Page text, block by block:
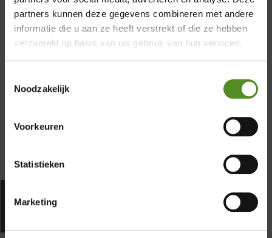
partners kunnen deze gegevens combineren met andere
informatie die u aan ze heeft verstrekt of die ze hebben
verzameld op basis van uw gebruik van hun services.
Noodzakelijk
Voorkeuren
Statistieken
Marketing
Hypersupport
Betaal na 30 dagen of in
Showroom Breda
Vrijdag 12:00 – 17:00
Zondag 12:00 – 17:00
×